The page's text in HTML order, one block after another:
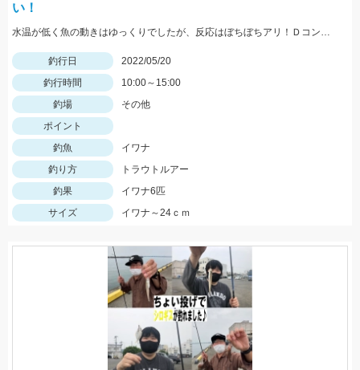
い！
水温が低く魚の動きはゆっくりでしたが、反応はぼちぼちアリ！Ｄコンタクト50、Ｄコンセプト48ＭＤにネイティブイワナが好反応♪
釣行日
2022/05/20
釣行時間
10:00～15:00
釣場
その他
ポイント
釣魚
イワナ
釣り方
トラウトルアー
釣果
イワナ6匹
サイズ
イワナ～24ｃｍ